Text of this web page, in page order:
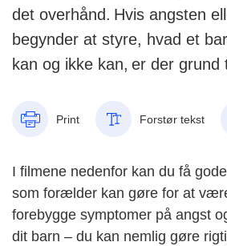
det overhånd. Hvis angsten
begynder at styre, hvad et
kan og ikke kan, er der grund
Print Forstør tekst
I filmene nedenfor kan du få
som forælder kan gøre for at
forebygge symptomer på angst
dit barn – du kan nemlig gøre